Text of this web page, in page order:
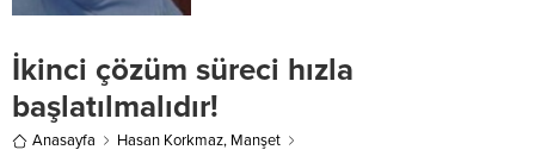
İkinci çözüm süreci hızla
başlatılmalıdır!
Anasayfa Hasan Korkmaz, Manşet